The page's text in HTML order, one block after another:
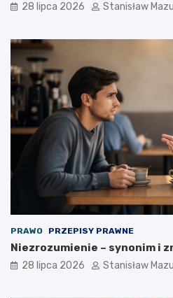
28 lipca 2026 Stanisław
PRAWO PRZEPISY PRAWNE
Niezrozumienie – synonim i
28 lipca 2026 Stanisław